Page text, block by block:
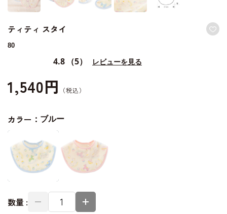
ティティ スタイ
80
4.8 （5） レビューを見る
1,540円
カラー： ブルー
数量 :